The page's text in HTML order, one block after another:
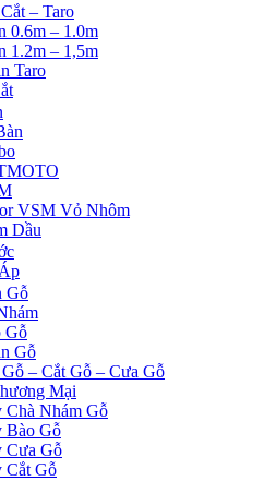
– Taro
0.6m – 1.0m
1.2m – 1,5m
Taro
VSM Vỏ Nhôm
Dầu
Gỗ
Gỗ
Gỗ
– Cắt Gỗ – Cưa Gỗ
Mại
Chà Nhám Gỗ
Bào Gỗ
Cưa Gỗ
Cắt Gỗ